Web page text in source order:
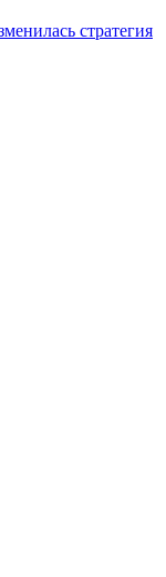
стратегия